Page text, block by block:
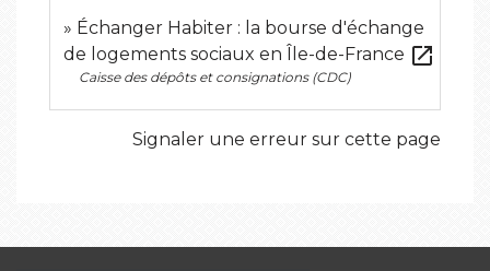
Échanger Habiter : la bourse d'échange
de logements sociaux en Île-de-France open_in_new
Caisse des dépôts et consignations (CDC)
Signaler une erreur sur cette page